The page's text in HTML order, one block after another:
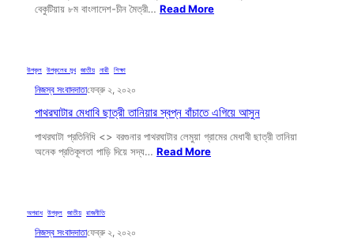
বেকুটিয়ায় ৮ম বাংলাদেশ-চীন মৈত্রী… Read More
উপকূল উপকূলের মুখ জাতীয় নারী শিক্ষা
নিজস্ব সংবাদদাতাফেব্রু ২, ২০২০
পাথরঘাটার মেধাবি ছাত্রী তানিয়ার স্বপ্ন বাঁচাতে এগিয়ে আসুন
পাথরঘাটা প্রতিনিধি <> বরগুনার পাথরঘাটার লেমুয়া গ্রামের মেধাবী ছাত্রী তানিয়া
অনেক প্রতিকূলতা পাড়ি দিয়ে সদ্য… Read More
অপরাধ উপকূল জাতীয় রাজনীতি
নিজস্ব সংবাদদাতাফেব্রু ২, ২০২০